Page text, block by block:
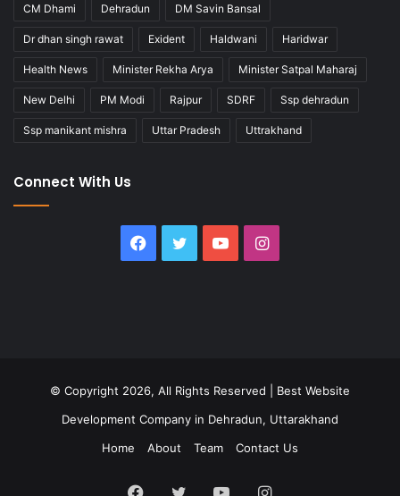
CM Dhami Dehradun DM Savin Bansal
Dr dhan singh rawat Exident Haldwani Haridwar
Health News Minister Rekha Arya Minister Satpal Maharaj
New Delhi PM Modi Rajpur SDRF Ssp dehradun
Ssp manikant mishra Uttar Pradesh Uttrakhand
Connect With Us
Facebook
Twitter YouTubeInstagram
© Copyright 2026, All Rights Reserved | Best Website
Development Company in Dehradun, Uttarakhand
Home
About Team Contact Us
Facebook
Twitter YouTubeInstagram